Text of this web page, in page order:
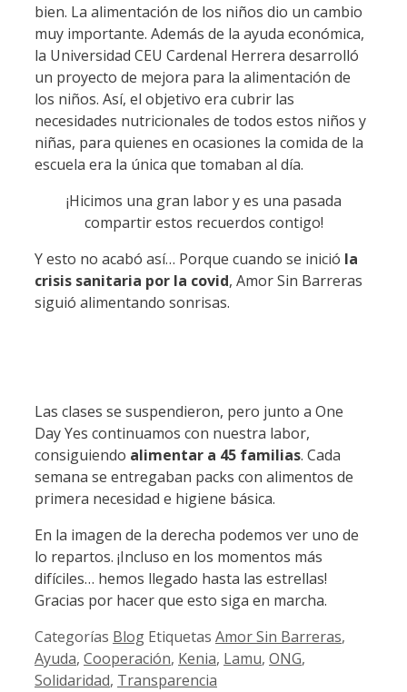
bien. La alimentación de los niños dio un cambio
muy importante. Además de la ayuda económica,
la Universidad CEU Cardenal Herrera desarrolló
un proyecto de mejora para la alimentación de
los niños. Así, el objetivo era cubrir las
necesidades nutricionales de todos estos niños y
niñas, para quienes en ocasiones la comida de la
escuela era la única que tomaban al día.
¡Hicimos una gran labor y es una pasada
compartir estos recuerdos contigo!
Y esto no acabó así… Porque cuando se inició la
crisis sanitaria por la covid, Amor Sin Barreras
siguió alimentando sonrisas.
Las clases se suspendieron, pero junto a One
Day Yes continuamos con nuestra labor,
consiguiendo alimentar a 45 familias. Cada
semana se entregaban packs con alimentos de
primera necesidad e higiene básica.
En la imagen de la derecha podemos ver uno de
lo repartos. ¡Incluso en los momentos más
difíciles… hemos llegado hasta las estrellas!
Gracias por hacer que esto siga en marcha.
Categorías Blog Etiquetas Amor Sin Barreras,
Ayuda, Cooperación, Kenia, Lamu, ONG,
Solidaridad, Transparencia